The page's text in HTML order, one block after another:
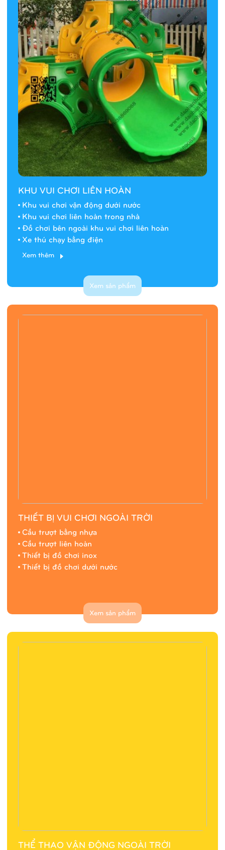
KHU VUI CHƠI LIÊN HOÀN
Khu vui chơi vận động dưới nước
Khu vui chơi liên hoàn trong nhà
Đồ chơi bên ngoài khu vui chơi liên hoàn
Xe thú chạy bằng điện
Xem thêm
Xem sản phẩm
THIẾT BỊ VUI CHƠI NGOÀI TRỜI
Cầu trượt bằng nhựa
Cầu trượt liên hoàn
Thiết bị đồ chơi inox
Thiết bị đồ chơi dưới nước
Xem sản phẩm
THỂ THAO VẬN ĐỘNG NGOÀI TRỜI